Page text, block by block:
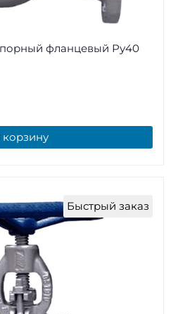
фланцевый Ру40
корзину
Быстрый заказ